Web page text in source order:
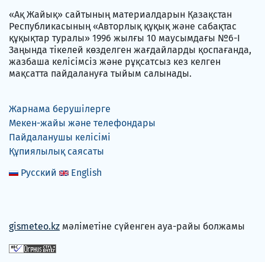
«Ақ Жайық» сайтының материалдарын Қазақстан
Республикасының «Авторлық құқық және сабақтас
құқықтар туралы» 1996 жылғы 10 маусымдағы №6-I
Заңында тікелей көзделген жағдайларды қоспағанда,
жазбаша келісімсіз және рұқсатсыз кез келген
мақсатта пайдалануға тыйым салынады.
Жарнама берушілерге
Мекен-жайы және телефондары
Пайдаланушы келісімі
Құпиялылық саясаты
Русский
English
gismeteo.kz мәліметіне сүйенген ауа-райы болжамы